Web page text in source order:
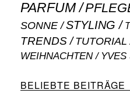
PARFUM
SONNE STYLING
TRENDS TUTORIAL
WEIHNACHTEN YVES
BELIEBTE BEITRÄGE